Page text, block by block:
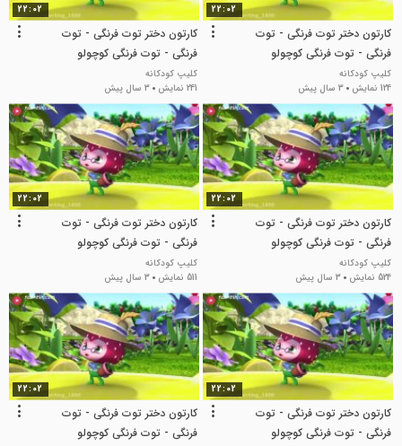
22:02
کارتون دختر توت فرنگی - توت
فرنگی - توت فرنگی کوچولو
کلیپ کودکانه
124 نمایش
3 سال پیش
22:02
کارتون دختر توت فرنگی - توت
فرنگی - توت فرنگی کوچولو
کلیپ کودکانه
241 نمایش
3 سال پیش
22:02
کارتون دختر توت فرنگی - توت
فرنگی - توت فرنگی کوچولو
کلیپ کودکانه
524 نمایش
3 سال پیش
22:02
کارتون دختر توت فرنگی - توت
فرنگی - توت فرنگی کوچولو
کلیپ کودکانه
511 نمایش
3 سال پیش
22:02
کارتون دختر توت فرنگی - توت
فرنگی - توت فرنگی کوچولو
22:02
کارتون دختر توت فرنگی - توت
فرنگی - توت فرنگی کوچولو